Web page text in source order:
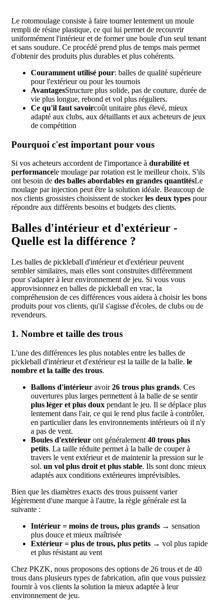
Le rotomoulage consiste à faire tourner lentement un moule
rempli de résine plastique, ce qui lui permet de recouvrir
uniformément l'intérieur et de former une boule d'un seul tenant
et sans soudure. Ce procédé prend plus de temps mais permet
d'obtenir des produits plus durables et plus cohérents.
Couramment utilisé pour: balles de qualité supérieure
pour l'extérieur ou pour les tournois
AvantagesStructure plus solide, pas de couture, durée de
vie plus longue, rebond et vol plus réguliers.
Ce qu'il faut savoircoût unitaire plus élevé, mieux
adapté aux clubs, aux détaillants et aux acheteurs de jeux
de compétition
Pourquoi c'est important pour vous
Si vos acheteurs accordent de l'importance à durabilité et
performancele moulage par rotation est le meilleur choix. S'ils
ont besoin de des balles abordables en grandes quantitésLe
moulage par injection peut être la solution idéale. Beaucoup de
nos clients grossistes choisissent de stockerles deux types pour
répondre aux différents besoins et budgets des clients.
Balles d'intérieur et d'extérieur -
Quelle est la différence ?
Les balles de pickleball d'intérieur et d'extérieur peuvent
sembler similaires, mais elles sont construites différemment
pour s'adapter à leur environnement de jeu. Si vous vous
approvisionnez en balles de pickleball en vrac, la
compréhension de ces différences vous aidera à choisir les bons
produits pour vos clients, qu'il s'agisse d'écoles, de clubs ou de
revendeurs.
1. Nombre et taille des trous
L'une des différences les plus notables entre les balles de
pickleball d'intérieur et d'extérieur est la taille de la balle. le
nombre et la taille des trous.
Ballons d'intérieur avoir26 trous plus grands. Ces
ouvertures plus larges permettent à la balle de se sentir
plus léger et plus doux pendant le jeu. Il se déplace plus
lentement dans l'air, ce qui le rend plus facile à contrôler,
en particulier dans les environnements intérieurs où il n'y
a pas de vent.
Boules d'extérieur ont généralement 40 trous plus
petits. La taille réduite permet à la balle de couper à
travers le vent extérieur et de maintenir la pression sur le
sol. un vol plus droit et plus stable. Ils sont donc mieux
adaptés aux conditions extérieures imprévisibles.
Bien que les diamètres exacts des trous puissent varier
légèrement d'une marque à l'autre, la règle générale est la
suivante :
Intérieur = moins de trous, plus grands → sensation
plus douce et mieux maîtrisée
Extérieur = plus de trous, plus petits → vol plus rapide
et plus résistant au vent
Chez PKZK, nous proposons des options de 26 trous et de 40
trous dans plusieurs types de fabrication, afin que vous puissiez
fournir à vos clients la solution la mieux adaptée à leur
environnement de jeu.